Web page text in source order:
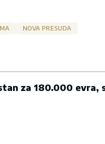
NOVA PRESUDA
za 180.000 evra,